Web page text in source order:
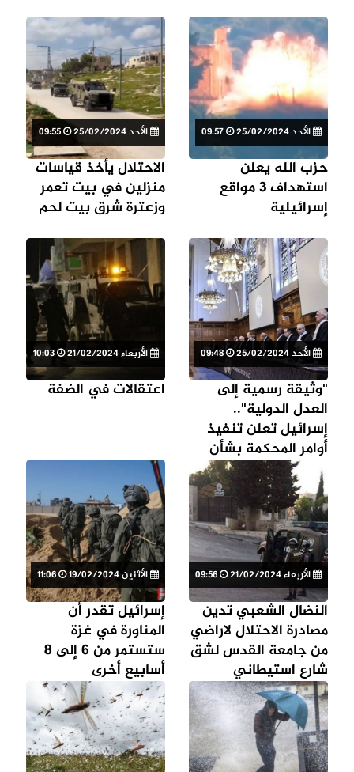
الأحد 25/02/2024
حزب الله يعلن
استهداف 3 مواقع
إسرائيلية
الأحد 25/02/2024
الاحتلال يأخذ قياسات
منزلين في بيت تعمر
وزعترة شرق بيت لحم
الأحد 25/02/2024 09:48
"وثيقة رسمية إلى
العدل الدولية"..
إسرائيل تعلن تنفيذ
أوامر المحكمة بشأن
غزة
الأربعاء 21/02/2024
اعتقالات في الضفة
الأربعاء 21/02/2024
النضال الشعبي تدين
مصادرة الاحتلال لاراضي
من جامعة القدس لشق
شارع استيطاني
الأثنين 19/02/2024
إسرائيل تقدر أن
المناورة في غزة
ستستمر من 6 إلى 8
أسابيع أخرى